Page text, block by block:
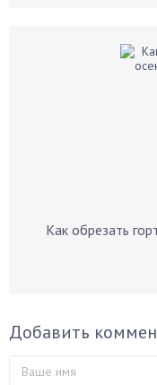
Как обрезать
Добавить